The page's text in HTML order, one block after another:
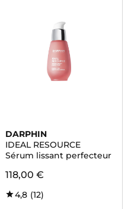
DARPHIN
IDEAL RESOURCE
Sérum lissant perfecteur
118,00 €
4,8 (12)